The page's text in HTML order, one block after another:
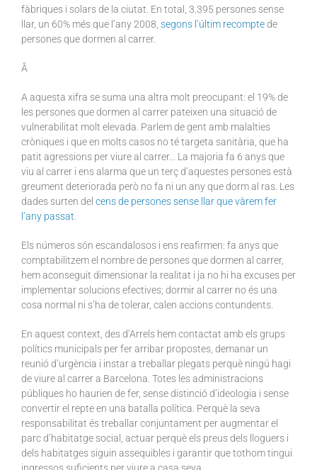
fàbriques i solars de la ciutat. En total, 3.395 persones sense
llar, un 60% més que l’any 2008, segons l’últim recomptede
persones que dormen al carrer.
Â
A aquesta xifra se suma una altra molt preocupant: el 19% de
les persones que dormen al carrer pateixen una situació de
vulnerabilitat molt elevada. Parlem de gent amb malalties
cròniques i que en molts casos no té targeta sanitària, que ha
patit agressions per viure al carrer… La majoria fa 6 anys que
viu al carrer i ens alarma que un terç d’aquestes persones està
greument deteriorada però no fa ni un any que dorm al ras. Les
dades surten del cens de persones sense llar que vàrem fer
l’any passat
Els números són escandalosos i ens reafirmen: fa anys que
comptabilitzem el nombre de persones que dormen al carrer,
hem aconseguit dimensionar la realitat i ja no hi ha excuses per
implementar solucions efectives; dormir al carrer no és una
cosa normal ni s’ha de tolerar, calen accions contundents.
En aquest context, des d’Arrels hem contactat amb els grups
polítics municipals per fer arribar propostes, demanar un
reunió d’urgència i instar a treballar plegats perquè ningú hagi
de viure al carrer a Barcelona. Totes les administracions
públiques ho haurien de fer, sense distinció d’ideologia i sense
convertir el repte en una batalla política. Perquè la seva
responsabilitat és treballar conjuntament per augmentar el
parc d’habitatge social, actuar perquè els preus dels lloguers i
dels habitatges siguin assequibles i garantir que tothom tingui
ingressos suficients per viure a casa seva.